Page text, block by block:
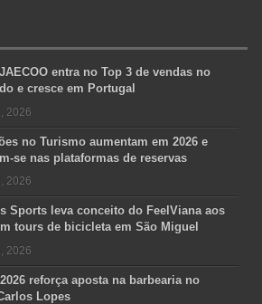
entra no Top 3 de vendas no
e cresce em Portugal
2026
no Turismo aumentam em 2026 e
se nas plataformas de reservas
2026
Sports leva conceito do FeelViana aos
tours de bicicleta em São Miguel
2026
2026 reforça aposta na barbearia no
Lopes